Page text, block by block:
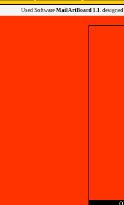
Used Software MailArtBoard 1.1.designed